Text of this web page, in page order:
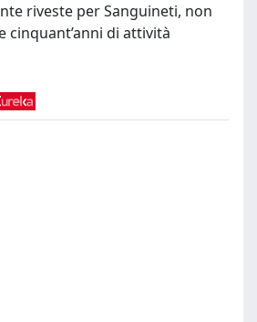
riveste per Sanguineti, non
cinquant’anni di attività